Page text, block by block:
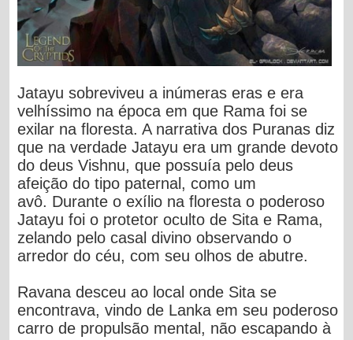
Jatayu sobreviveu a inúmeras eras e era
velhíssimo na época em que Rama foi se
exilar na floresta. A narrativa dos Puranas diz
que na verdade Jatayu era um grande devoto
do deus Vishnu, que possuía pelo deus
afeição do tipo paternal, como um
avô. Durante o exílio na floresta o poderoso
Jatayu foi o protetor oculto de Sita e Rama,
zelando pelo casal divino observando o
arredor do céu, com seu olhos de abutre.
Ravana desceu ao local onde Sita se
encontrava, vindo de Lanka em seu poderoso
carro de propulsão mental, não escapando à